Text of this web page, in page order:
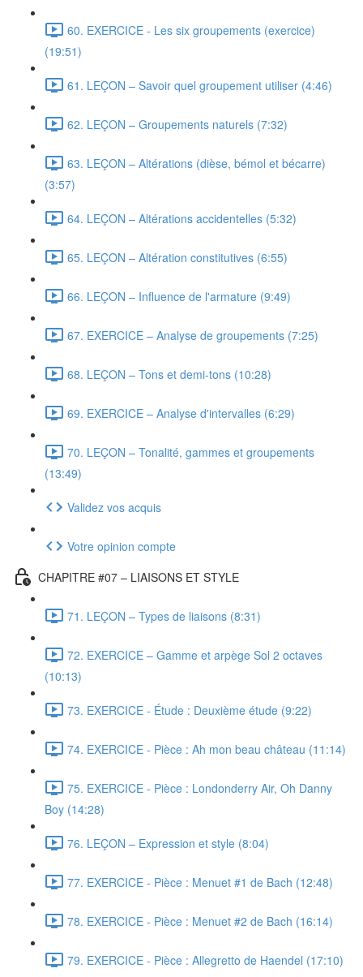
60. EXERCICE - Les six groupements (exercice)
(19:51)
61. LEÇON – Savoir quel groupement utiliser (4:46)
62. LEÇON – Groupements naturels (7:32)
63. LEÇON – Altérations (dièse, bémol et bécarre)
(3:57)
64. LEÇON – Altérations accidentelles (5:32)
65. LEÇON – Altération constitutives (6:55)
66. LEÇON – Influence de l'armature (9:49)
67. EXERCICE – Analyse de groupements (7:25)
68. LEÇON – Tons et demi-tons (10:28)
69. EXERCICE – Analyse d'intervalles (6:29)
70. LEÇON – Tonalité, gammes et groupements
(13:49)
Validez vos acquis
Votre opinion compte
CHAPITRE #07 – LIAISONS ET STYLE
71. LEÇON – Types de liaisons (8:31)
72. EXERCICE – Gamme et arpège Sol 2 octaves
(10:13)
73. EXERCICE - Étude : Deuxième étude (9:22)
74. EXERCICE - Pièce : Ah mon beau château (11:14)
75. EXERCICE - Pièce : Londonderry Air, Oh Danny
Boy (14:28)
76. LEÇON – Expression et style (8:04)
77. EXERCICE - Pièce : Menuet #1 de Bach (12:48)
78. EXERCICE - Pièce : Menuet #2 de Bach (16:14)
79. EXERCICE - Pièce : Allegretto de Haendel (17:10)